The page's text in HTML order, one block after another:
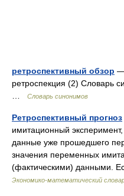
ретроспективный обзор —
ретроспекция (2) Словарь
Словарь синонимов
Ретроспективный прогноз
имитационный
данные уже прошедшего
значения переменных
(фактическими) данными.
Экономико-математический